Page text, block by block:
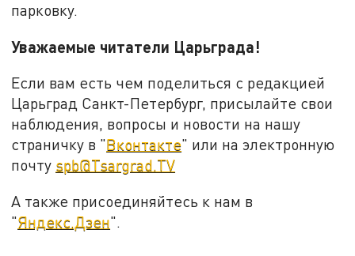
парковку.
Уважаемые читатели Царьграда!
Если вам есть чем поделиться с редакцией
Царьград Санкт-Петербург, присылайте свои
наблюдения, вопросы и новости на нашу
страничку в "Вконтакте" или на электронную
почту spb@Tsargrad.TV
А также присоединяйтесь к нам в
"Яндекс.Дзен".